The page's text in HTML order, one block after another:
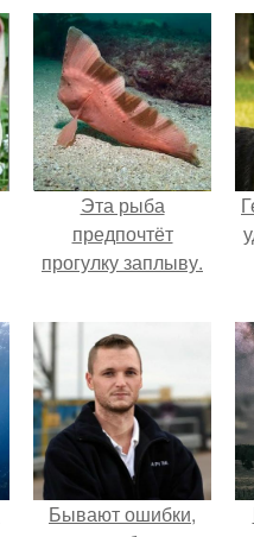
Эта рыба
предпочтёт
прогулку заплыву.
Бывают ошибки,